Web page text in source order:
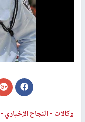
وكالات -النجاح الإخباري -